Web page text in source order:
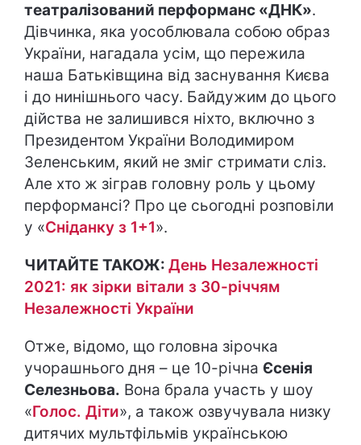
театралізований перформанс «ДНК».
Дівчинка, яка уособлювала собою образ
України, нагадала усім, що пережила
наша Батьківщина від заснування Києва
і до нинішнього часу. Байдужим до цього
дійства не залишився ніхто, включно з
Президентом України Володимиром
Зеленським, який не зміг стримати сліз.
Але хто ж зіграв головну роль у цьому
перформансі? Про це сьогодні розповіли
у «Сніданку з 1+1».
ЧИТАЙТЕ ТАКОЖ: День Незалежності
2021: як зірки вітали з 30-річчям
Незалежності України
Отже, відомо, що головна зірочка
учорашнього дня – це 10-річна Єсенія
Селезньова. Вона брала участь у шоу
«Голос. Діти», а також озвучувала низку
дитячих мультфільмів українською